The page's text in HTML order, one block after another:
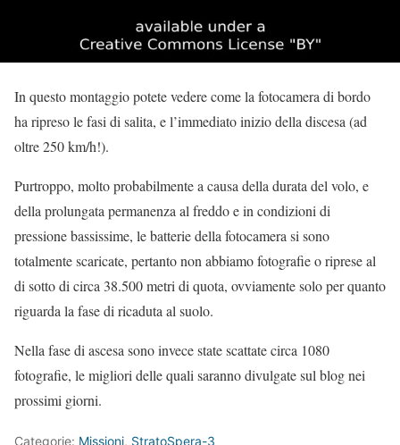
In questo montaggio potete vedere come la fotocamera di bordo
ha ripreso le fasi di salita, e l’immediato inizio della discesa (ad
oltre 250 km/h!).
Purtroppo, molto probabilmente a causa della durata del volo, e
della prolungata permanenza al freddo e in condizioni di
pressione bassissime, le batterie della fotocamera si sono
totalmente scaricate, pertanto non abbiamo fotografie o riprese al
di sotto di circa 38.500 metri di quota, ovviamente solo per quanto
riguarda la fase di ricaduta al suolo.
Nella fase di ascesa sono invece state scattate circa 1080
fotografie, le migliori delle quali saranno divulgate sul blog nei
prossimi giorni.
Categorie: Missioni, StratoSpera-3